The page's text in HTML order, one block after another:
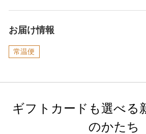
お届け情報
常温便
ギフトカードも選べる
のかたち